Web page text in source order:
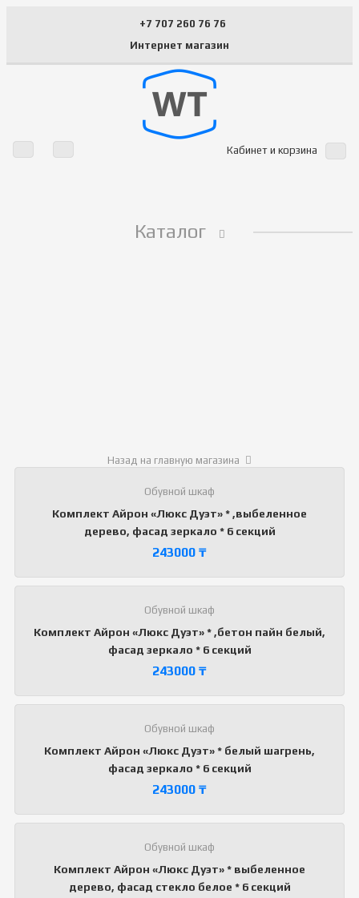
+7 707 260 76 76
Интернет магазин
Кабинет и корзина
Каталог
Назад на главную магазина
Обувной шкаф
Комплект Айрон «Люкс Дуэт» * ,выбеленное
дерево, фасад зеркало * 6 секций
243000 ₸
Обувной шкаф
Комплект Айрон «Люкс Дуэт» * ,бетон пайн белый,
фасад зеркало * 6 секций
243000 ₸
Обувной шкаф
Комплект Айрон «Люкс Дуэт» * белый шагрень,
фасад зеркало * 6 секций
243000 ₸
Обувной шкаф
Комплект Айрон «Люкс Дуэт» * выбеленное
дерево, фасад стекло белое * 6 секций